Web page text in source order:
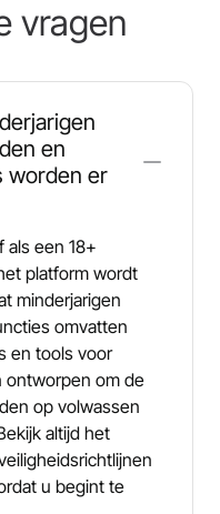
vragen
en
worden er
een 18+
platform wordt
minderjarigen
omvatten
en tools voor
ontworpen om de
op volwassen
altijd het
u begint te